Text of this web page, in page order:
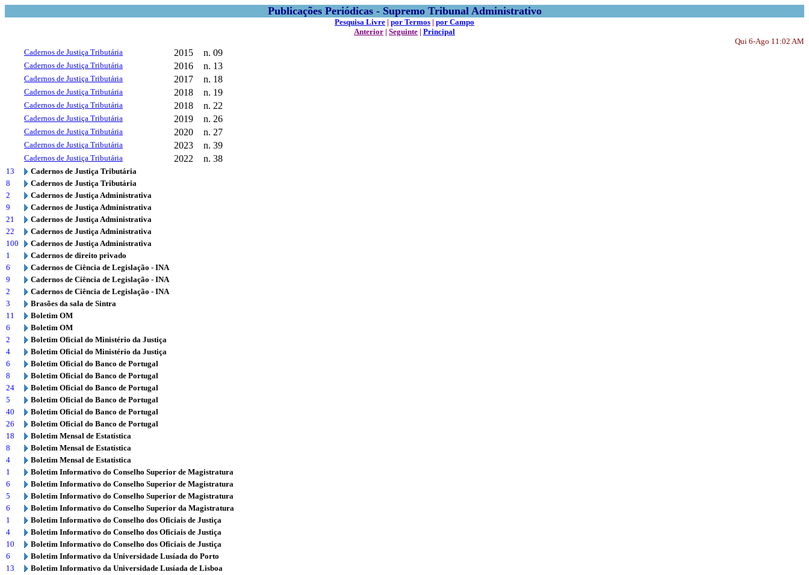
Publicações Periódicas - Supremo Tribunal Administrativo
Pesquisa Livre | por Termos | por Campo
Anterior | Seguinte | Principal
Qui 6-Ago 11:02 AM
Cadernos de Justiça Tributária
2015 n. 09
Cadernos de Justiça Tributária 2016 n. 13
Cadernos de Justiça Tributária 2017 n. 18
Cadernos de Justiça Tributária 2018 n. 19
Cadernos de Justiça Tributária 2018 n. 22
Cadernos de Justiça Tributária 2019 n. 26
Cadernos de Justiça Tributária 2020 n. 27
Cadernos de Justiça Tributária 2023 n. 39
Cadernos de Justiça Tributária 2022 n. 38
13
Cadernos de Justiça Tributária
8
Cadernos de Justiça Tributária
2
Cadernos de Justiça Administrativa
9
Cadernos de Justiça Administrativa
21
Cadernos de Justiça Administrativa
22
Cadernos de Justiça Administrativa
100
Cadernos de Justiça Administrativa
1
Cadernos de direito privado
6
Cadernos de Ciência de Legislação - INA
9
Cadernos de Ciência de Legislação - INA
2
Cadernos de Ciência de Legislação - INA
3
Brasões da sala de Sintra
11
Boletim OM
6
Boletim OM
2
Boletim Oficial do Ministério da Justiça
4
Boletim Oficial do Ministério da Justiça
6
Boletim Oficial do Banco de Portugal
8
Boletim Oficial do Banco de Portugal
24
Boletim Oficial do Banco de Portugal
5
Boletim Oficial do Banco de Portugal
40
Boletim Oficial do Banco de Portugal
26
Boletim Oficial do Banco de Portugal
18
Boletim Mensal de Estatística
8
Boletim Mensal de Estatística
4
Boletim Mensal de Estatística
1
Boletim Informativo do Conselho Superior de Magistratura
6
Boletim Informativo do Conselho Superior de Magistratura
5
Boletim Informativo do Conselho Superior de Magistratura
6
Boletim Informativo do Conselho Superior da Magistratura
1
Boletim Informativo do Conselho dos Oficiais de Justiça
4
Boletim Informativo do Conselho dos Oficiais de Justiça
10
Boletim Informativo do Conselho dos Oficiais de Justiça
6
Boletim Informativo da Universidade Lusíada do Porto
13
Boletim Informativo da Universidade Lusíada de Lisboa